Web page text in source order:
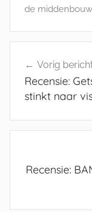
de middenbouw
navigatie
Vorig
Recensie:
stinkt naar
Recensie: